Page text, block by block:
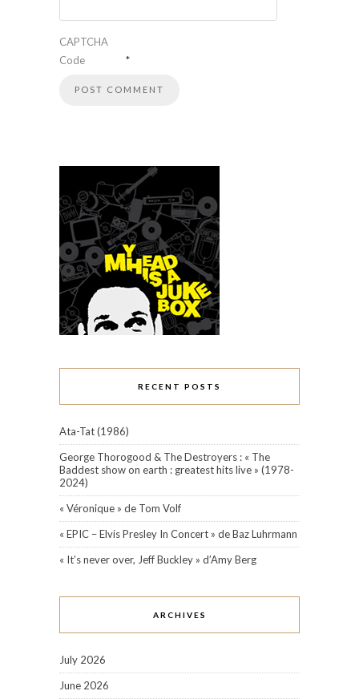
CAPTCHA
Code
*
RECENT POSTS
Ata-Tat (1986)
George Thorogood & The Destroyers : « The
Baddest show on earth : greatest hits live » (1978-
2024)
« Véronique » de Tom Volf
« EPIC – Elvis Presley In Concert » de Baz Luhrmann
« It’s never over, Jeff Buckley » d’Amy Berg
ARCHIVES
July 2026
June 2026